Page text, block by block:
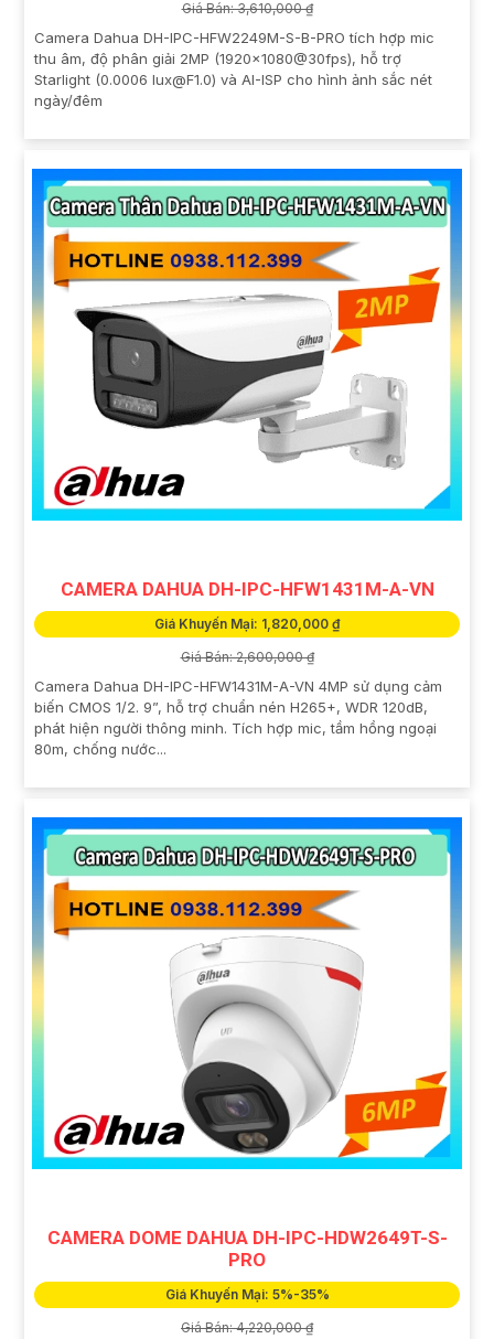
Giá Bán: 3,610,000 ₫
Camera Dahua DH-IPC-HFW2249M-S-B-PRO tích hợp mic
thu âm, độ phân giải 2MP (1920×1080@30fps), hỗ trợ
Starlight (0.0006 lux@F1.0) và AI-ISP cho hình ảnh sắc nét
ngày/đêm
CAMERA DAHUA DH-IPC-HFW1431M-A-VN
Giá Khuyến Mại: 1,820,000 ₫
Giá Bán: 2,600,000 ₫
Camera Dahua DH-IPC-HFW1431M-A-VN 4MP sử dụng cảm
biến CMOS 1/2. 9”, hỗ trợ chuẩn nén H265+, WDR 120dB,
phát hiện người thông minh. Tích hợp mic, tầm hồng ngoại
80m, chống nước...
CAMERA DOME DAHUA DH-IPC-HDW2649T-S-
PRO
Giá Khuyến Mại: 5%-35%
Giá Bán: 4,220,000 ₫